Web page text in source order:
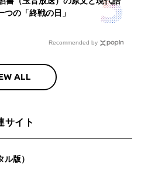
の「終戦の日」
Recommended by
ALL
サイト
版）